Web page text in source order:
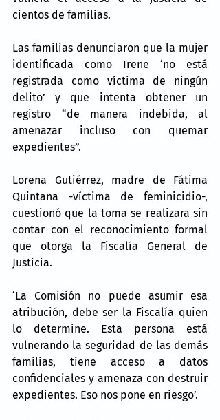
cientos de familias.
Las familias denunciaron que la mujer
identificada como Irene ‘no está
registrada como víctima de ningún
delito’ y que intenta obtener un
registro “de manera indebida, al
amenazar incluso con quemar
expedientes”.
Lorena Gutiérrez, madre de Fátima
Quintana -víctima de feminicidio-,
cuestionó que la toma se realizara sin
contar con el reconocimiento formal
que otorga la Fiscalía General de
Justicia.
‘La Comisión no puede asumir esa
atribución, debe ser la Fiscalía quien
lo determine. Esta persona está
vulnerando la seguridad de las demás
familias, tiene acceso a datos
confidenciales y amenaza con destruir
expedientes. Eso nos pone en riesgo’.